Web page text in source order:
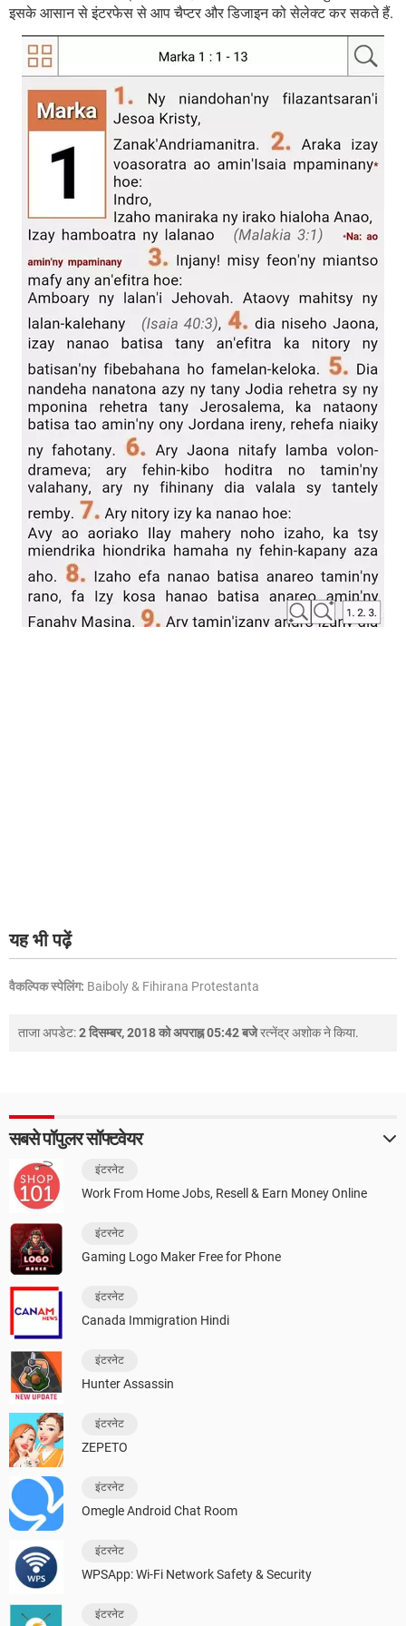
इसके आसान से इंटरफेस से आप चैप्टर और डिजाइन को सेलेक्ट कर सकते हैं.
यह भी पढ़ें
वैकल्पिक स्पेलिंग: Baiboly & Fihirana Protestanta
ताजा अपडेट:2 दिसम्बर, 2018 को अपराह्न 05:42 बजेरत्नेंद्र अशोकने किया.
सबसे पॉपुलर सॉफ्टवेयर
इंटरनेट
Work From Home Jobs, Resell & Earn Money Online
इंटरनेट
Gaming Logo Maker Free for Phone
इंटरनेट
Canada Immigration Hindi
इंटरनेट
Hunter Assassin
इंटरनेट
ZEPETO
इंटरनेट
Omegle Android Chat Room
इंटरनेट
WPSApp: Wi-Fi Network Safety & Security
इंटरनेट